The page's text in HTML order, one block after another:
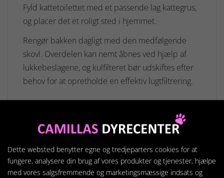
Fyld kattetoilettet med et passende lag kattegrus,
og placer det et roligt sted i hjemmet.
Rengør bakken dagligt med den medfølgende
skovl. Overdelen kan nemt åbnes ved hjælp af
lukkebeslagene, og kulfilteret bør udskiftes efter
behov for at opretholde en effektiv lugtfiltrering.
Dette websted benytter egne og tredjeparters cookies for at
fungere, analysere din brug af vores produkter og tjenester, hjælpe
med vores salgsfremmende og marketingsmæssige indsats og